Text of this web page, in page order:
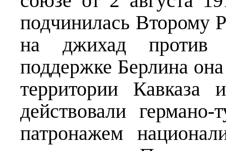
подчинилась Второму
на джихад против
поддержке Берлина
территории Кавказа
действовали
патронажем